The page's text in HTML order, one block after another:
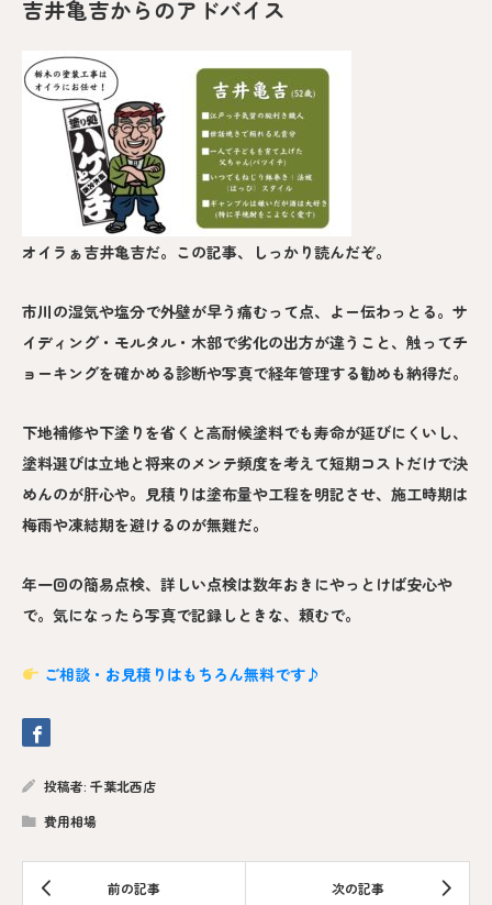
吉井亀吉からのアドバイス
オイラぁ吉井亀吉だ。この記事、しっかり読んだぞ。
市川の湿気や塩分で外壁が早う痛むって点、よー伝わっとる。サ
イディング・モルタル・木部で劣化の出方が違うこと、触ってチ
ョーキングを確かめる診断や写真で経年管理する勧めも納得だ。
下地補修や下塗りを省くと高耐候塗料でも寿命が延びにくいし、
塗料選びは立地と将来のメンテ頻度を考えて短期コストだけで決
めんのが肝心や。見積りは塗布量や工程を明記させ、施工時期は
梅雨や凍結期を避けるのが無難だ。
年一回の簡易点検、詳しい点検は数年おきにやっとけば安心や
で。気になったら写真で記録しときな、頼むで。
ご相談・お見積りはもちろん無料です♪
投稿者: 千葉北西店
費用相場